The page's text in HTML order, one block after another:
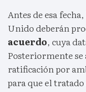
Antes de esa
Unido deberán
acuerdo, cuya
Posteriormente se
ratificación por
para que el